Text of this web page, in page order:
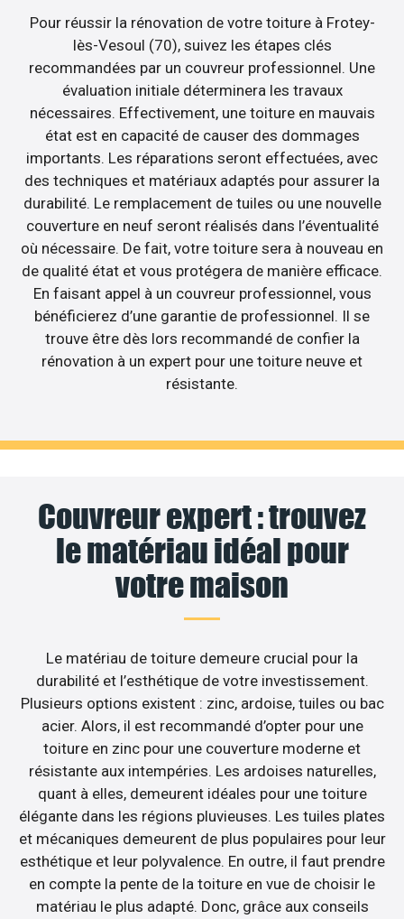
Pour réussir la rénovation de votre toiture à Frotey-
lès-Vesoul (70), suivez les étapes clés
recommandées par un couvreur professionnel. Une
évaluation initiale déterminera les travaux
nécessaires. Effectivement, une toiture en mauvais
état est en capacité de causer des dommages
importants. Les réparations seront effectuées, avec
des techniques et matériaux adaptés pour assurer la
durabilité. Le remplacement de tuiles ou une nouvelle
couverture en neuf seront réalisés dans l’éventualité
où nécessaire. De fait, votre toiture sera à nouveau en
de qualité état et vous protégera de manière efficace.
En faisant appel à un couvreur professionnel, vous
bénéficierez d’une garantie de professionnel. Il se
trouve être dès lors recommandé de confier la
rénovation à un expert pour une toiture neuve et
résistante.
Couvreur expert : trouvez
le matériau idéal pour
votre maison
Le matériau de toiture demeure crucial pour la
durabilité et l’esthétique de votre investissement.
Plusieurs options existent : zinc, ardoise, tuiles ou bac
acier. Alors, il est recommandé d’opter pour une
toiture en zinc pour une couverture moderne et
résistante aux intempéries. Les ardoises naturelles,
quant à elles, demeurent idéales pour une toiture
élégante dans les régions pluvieuses. Les tuiles plates
et mécaniques demeurent de plus populaires pour leur
esthétique et leur polyvalence. En outre, il faut prendre
en compte la pente de la toiture en vue de choisir le
matériau le plus adapté. Donc, grâce aux conseils